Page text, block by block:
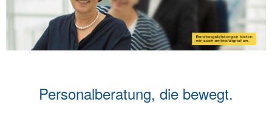
Personalberatung, die bewegt.